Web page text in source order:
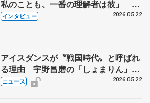
私のことも、一番の理解者は彼」 引
退時の単独インタビューで語った競技
インタビュー 2026.05.22
アイスダンスが〝戦国時代〟と呼ばれ
る理由 宇野昌磨の「しょまりん」ら
実力者が相次いで参戦 国内の競争激
ニュース 2026.05.22